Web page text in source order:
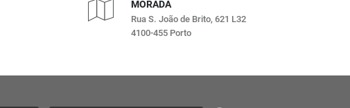
MORADA
Rua S. João de Brito, 621 L32
4100-455 Porto